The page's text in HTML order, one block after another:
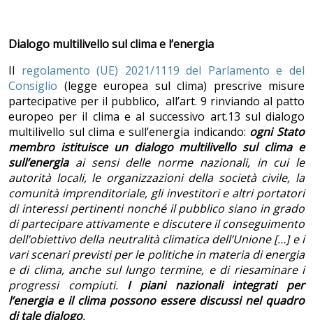
Dialogo multilivello sul clima e l’energia
Il regolamento (UE) 2021/1119 del Parlamento e del
Consiglio (legge europea sul clima) prescrive misure
partecipative per il pubblico, all’art. 9 rinviando al patto
europeo per il clima e al successivo art.13 sul dialogo
multilivello sul clima e sull’energia indicando: ogni Stato
membro istituisce un dialogo multilivello sul clima e
sull’energiaai sensi delle norme nazionali, in cui le
autorità locali, le organizzazioni della società civile, la
comunità imprenditoriale, gli investitori e altri portatori
di interessi pertinenti nonché il pubblico siano in grado
di partecipare attivamente e discutere il conseguimento
dell’obiettivo della neutralità climatica dell’Unione […] e i
vari scenari previsti per le politiche in materia di energia
e di clima, anche sul lungo termine, e di riesaminare i
progressi compiuti. I piani nazionali integrati per
l’energia e il clima possono essere discussi nel quadro
di tale dialogo.